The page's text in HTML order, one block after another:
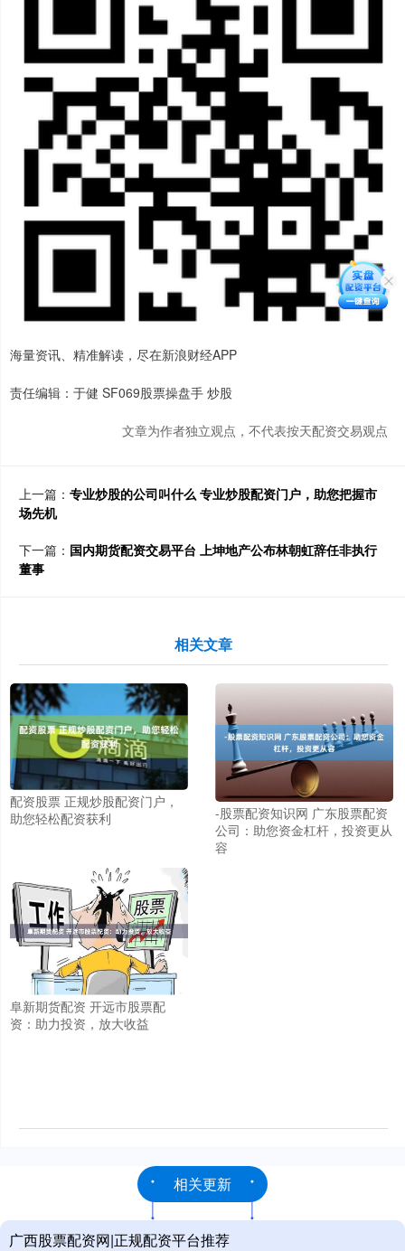
海量资讯、精准解读，尽在新浪财经APP
责任编辑：于健 SF069股票操盘手 炒股
文章为作者独立观点，不代表按天配资交易观点
上一篇： 专业炒股的公司叫什么 专业炒股配资门户，助您把握市
场先机
下一篇： 国内期货配资交易平台 上坤地产公布林朝虹辞任非执行
董事
相关文章
配资股票 正规炒股配资门户，
助您轻松配资获利
-股票配资知识网 广东股票配资
公司：助您资金杠杆，投资更从
容
阜新期货配资 开远市股票配
资：助力投资，放大收益
相关更新
广西股票配资网|正规配资平台推荐